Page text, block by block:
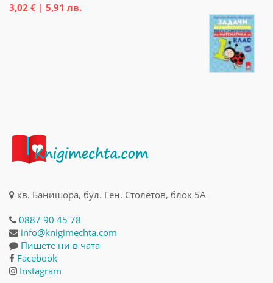
3,02 € | 5,91 лв.
кв. Банишора, бул. Ген. Столетов, блок 5А
0887 90 45 78
info@knigimechta.com
Пишете ни в чата
Facebook
Instagram